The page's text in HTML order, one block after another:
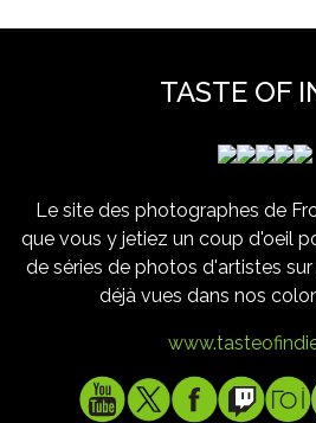
TASTE OF
Le site des photographes de
que vous y jetiez un coup d'oeil
de séries de photos d'artistes
déjà vues dans nos